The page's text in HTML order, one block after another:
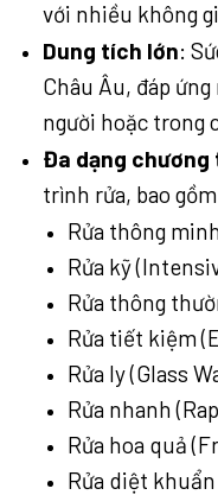
với nhiều không
Dung tích lớn:
Châu Âu, đáp
người hoặc trong
Đa dạng chương
trình rửa, bao
Rửa thông
Rửa kỹ
Rửa thông
Rửa tiết kiệm
Rửa ly (Glass
Rửa nhanh
Rửa hoa quả
Rửa diệt